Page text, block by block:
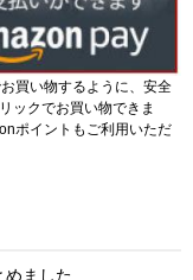
買い物するように、安全
ックでお買い物できま
ポイントもご利用いただ
めました